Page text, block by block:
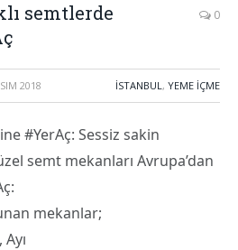
semtlerde
0
2018 İSTANBUL, YEME İÇME
#YerAç: Sessiz sakin
semt mekanları Avrupa’dan
mekanlar;